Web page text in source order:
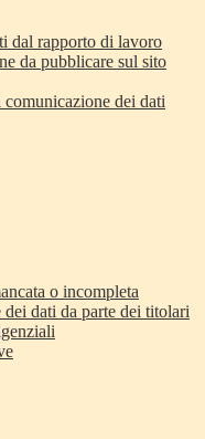
dal rapporto di lavoro
da pubblicare sul sito
comunicazione dei dati
o incompleta
dati da parte dei titolari